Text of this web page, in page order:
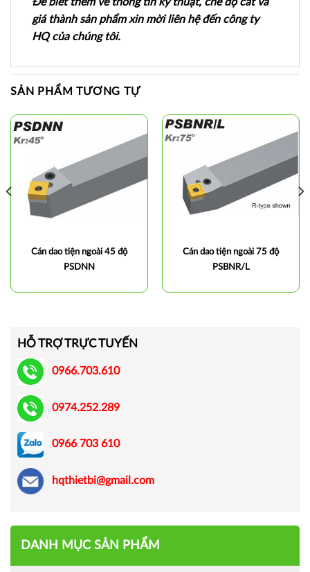
giá thành sản phẩm xin mời liên hệ đến công ty
HQ của chúng tôi.
SẢN PHẨM TƯƠNG TỰ
Cán dao tiện ngoài 45 độ
PSDNN
Cán dao tiện ngoài 75 độ
PSBNR/L
HỖ TRỢ TRỰC TUYẾN
0966.703.610
0974.252.289
0966 703 610
hqthietbi@gmail.com
DANH MỤC SẢN PHẨM